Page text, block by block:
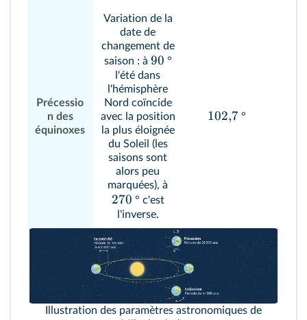
Précessio
n des
équinoxes
Variation de la
date de
changement de
saison : à 90 °
l'été dans
l'hémisphère
Nord coïncide
avec la position
la plus éloignée
du Soleil (les
saisons sont
alors peu
marquées), à
270 ° c'est
l'inverse.
102,7 °
Illustration des paramètres astronomiques de